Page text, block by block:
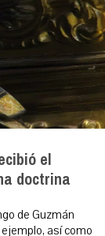
el
doctrina
de Guzmán
así como